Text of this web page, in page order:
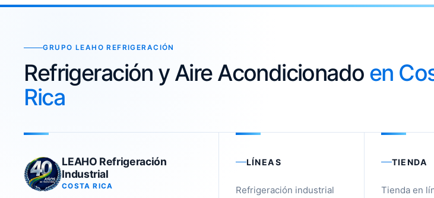
GRUPO LEAHO REFRIGERACIÓN
Refrigeración y Aire Acondicionado en
Rica
LEAHO Refrigeración
Industrial
COSTA RICA
LÍNEAS
Refrigeración industrial
TIENDA
Tienda en